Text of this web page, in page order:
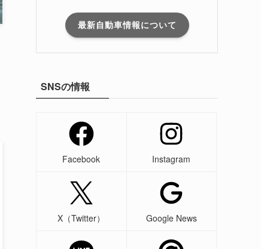
最新自動車情報について
SNSの情報
Facebook Instagram
X（Twitter） Google News